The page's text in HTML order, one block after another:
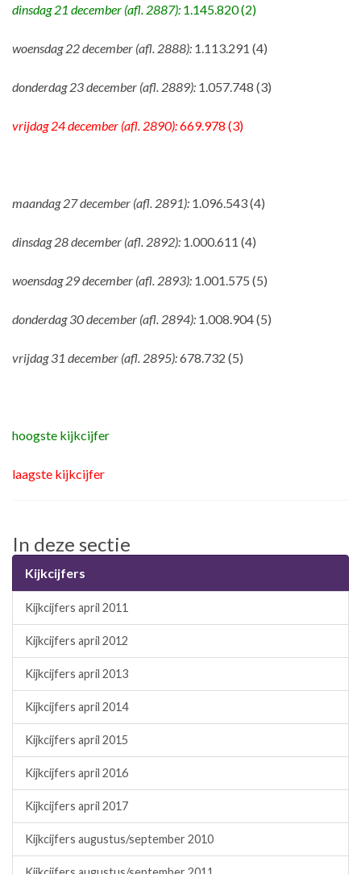
dinsdag 21 december (afl. 2887): 1.145.820 (2)
woensdag 22 december (afl. 2888): 1.113.291 (4)
donderdag 23 december (afl. 2889): 1.057.748 (3)
vrijdag 24 december (afl. 2890):669.978 (3)
maandag 27 december (afl. 2891): 1.096.543 (4)
dinsdag 28 december (afl. 2892): 1.000.611 (4)
woensdag 29 december (afl. 2893): 1.001.575 (5)
donderdag 30 december (afl. 2894): 1.008.904 (5)
vrijdag 31 december (afl. 2895):678.732 (5)
hoogste kijkcijfer
laagste kijkcijfer
In deze sectie
Kijkcijfers
Kijkcijfers april 2011
Kijkcijfers april 2012
Kijkcijfers april 2013
Kijkcijfers april 2014
Kijkcijfers april 2015
Kijkcijfers april 2016
Kijkcijfers april 2017
Kijkcijfers augustus/september 2010